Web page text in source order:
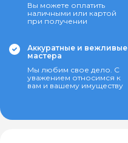
Вы можете оплатить
наличными или картой
при получении
Аккуратные и вежливые
мастера
Мы любим свое дело. С
уважением относимся к
вам и вашему имуществу